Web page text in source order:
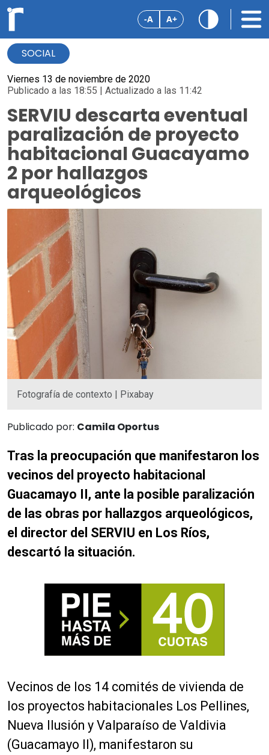
-A A+
SOCIAL
Viernes 13 de noviembre de 2020
Publicado a las 18:55 | Actualizado a las 11:42
SERVIU descarta eventual
paralización de proyecto
habitacional Guacayamo
2 por hallazgos
arqueológicos
Fotografía de contexto | Pixabay
Publicado por: Camila Oportus
Tras la preocupación que manifestaron los
vecinos del proyecto habitacional
Guacamayo II, ante la posible paralización
de las obras por hallazgos arqueológicos,
el director del SERVIU en Los Ríos,
descartó la situación.
Vecinos de los 14 comités de vivienda de
los proyectos habitacionales Los Pellines,
Nueva Ilusión y Valparaíso de Valdivia
(Guacamayo II), manifestaron su